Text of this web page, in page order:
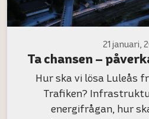
21 januari,
Ta chansen –
Hur ska vi lösa Luleås
Trafiken?
energifrågan, hur